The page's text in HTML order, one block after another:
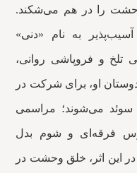
را در هم می‌شکند.
به نام «دنی»
تلخ و فروپاشی روانی،
او، برای شرکت در
سوئد می‌شوند؛ مراسمی
فرقه‌ای و شوم بدل
این اثر، خلق وحشت در